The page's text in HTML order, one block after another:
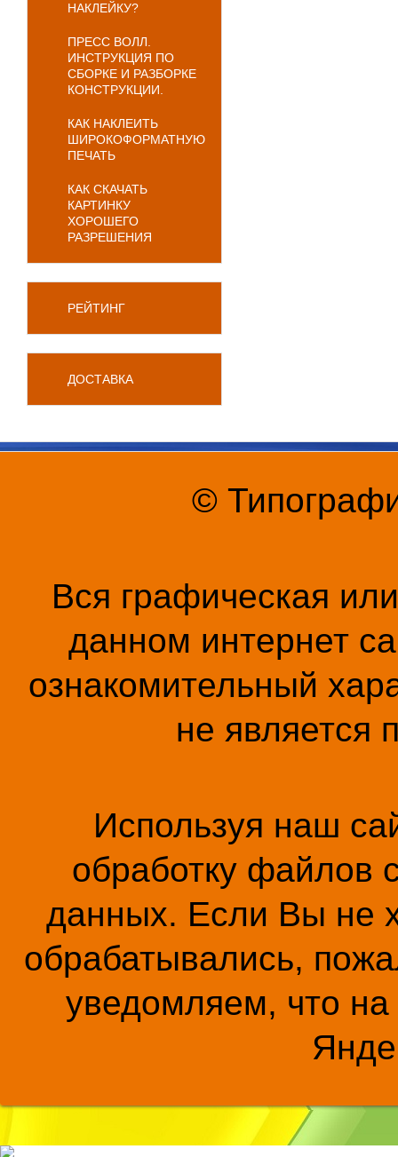
НАКЛЕЙКУ?
ПРЕСС ВОЛЛ.
ИНСТРУКЦИЯ ПО
СБОРКЕ И РАЗБОРКЕ
КОНСТРУКЦИИ.
КАК НАКЛЕИТЬ
ШИРОКОФОРМАТНУЮ
ПЕЧАТЬ
КАК СКАЧАТЬ
КАРТИНКУ
ХОРОШЕГО
РАЗРЕШЕНИЯ
РЕЙТИНГ
ДОСТАВКА
©
Вся графическая
данном интернет
ознакомительный
не является
Используя наш
обработку файлов
данных. Если Вы не
обрабатывались,
уведомляем, что на